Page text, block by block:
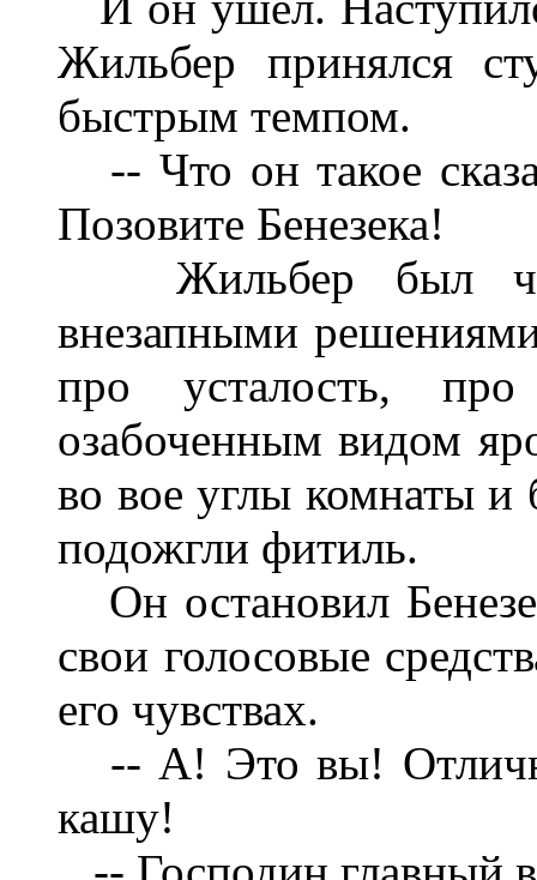
Жильбер принялся
быстрым темпом.
-- Что он такое
Позовите Бенезека!
Жильбер был
внезапными
про усталость,
озабоченным видом
во вое углы комнаты и
подожгли фитиль.
Он остановил
свои голосовые
его чувствах.
-- А! Это вы!
кашу!